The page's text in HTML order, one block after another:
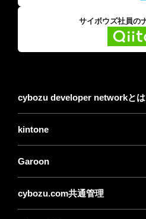
サイボウズ社員の
cybozu developer networkとは
kintone
Garoon
cybozu.com共通管理